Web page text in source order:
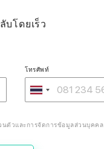
โดยเร็ว
โทรศัพท์
ตัวและการจัดการข้อมูลส่วนบุคคล